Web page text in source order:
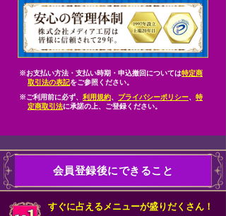
※お支払い方法・支払い時期・申込撤回については特定商
取引法の表記をご参照ください。
※ご利用前に必ず、 利用規約、 プライバシーポリシー、 特
定商取引法に承諾の上、ご登録ください。
会員登録後にできること
すぐに占えるメニューが盛りだくさん！